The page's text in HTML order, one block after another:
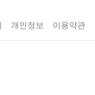
개인정보 이용약관